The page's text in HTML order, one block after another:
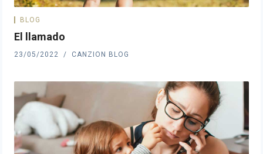
BLOG
El llamado
23/05/2022 CANZION BLOG